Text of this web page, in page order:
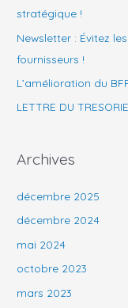
e
r
:
stratégique !
Newsletter : Évitez
fournisseurs !
L’amélioration du
LETTRE DU
Archives
décembre 2025
décembre 2024
mai 2024
octobre 2023
mars 2023